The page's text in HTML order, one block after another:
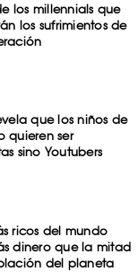
los millennials que
los sufrimientos de
que los niños de
quieren ser
sino Youtubers
ricos del mundo
dinero que la mitad
del planeta